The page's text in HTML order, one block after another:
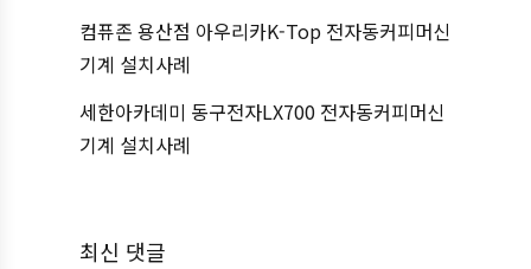
컴퓨존 용산점 아우리카K-Top 전자동커피머신
기계 설치사례
세한아카데미 동구전자LX700 전자동커피머신
기계 설치사례
최신 댓글